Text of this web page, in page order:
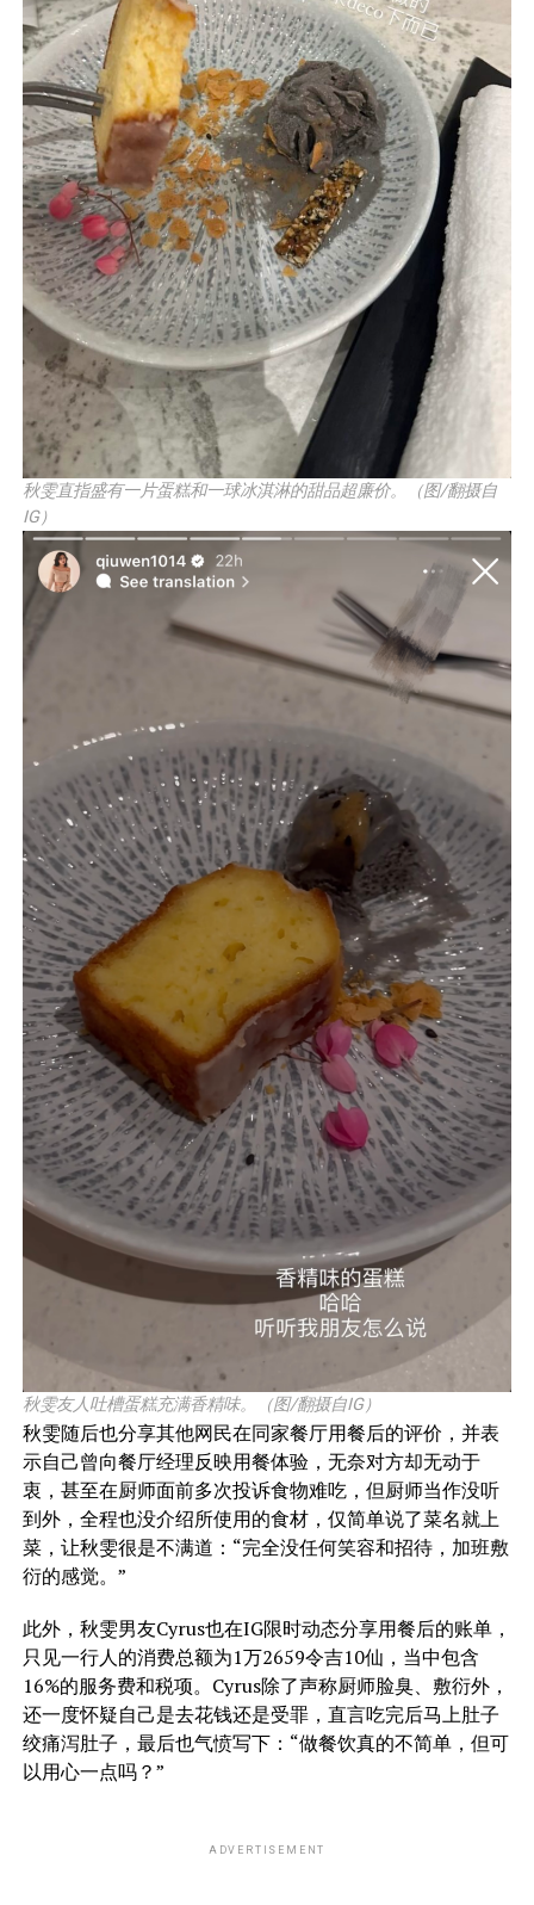
秋雯直指盛有一片蛋糕和一球冰淇淋的甜品超廉价。（图/翻摄自
IG）
秋雯友人吐槽蛋糕充满香精味。（图/翻摄自IG）
秋雯随后也分享其他网民在同家餐厅用餐后的评价，并表
示自己曾向餐厅经理反映用餐体验，无奈对方却无动于
衷，甚至在厨师面前多次投诉食物难吃，但厨师当作没听
到外，全程也没介绍所使用的食材，仅简单说了菜名就上
菜，让秋雯很是不满道：“完全没任何笑容和招待，加班敷
衍的感觉。”
此外，秋雯男友Cyrus也在IG限时动态分享用餐后的账单，
只见一行人的消费总额为1万2659令吉10仙，当中包含
16%的服务费和税项。Cyrus除了声称厨师脸臭、敷衍外，
还一度怀疑自己是去花钱还是受罪，直言吃完后马上肚子
绞痛泻肚子，最后也气愤写下：“做餐饮真的不简单，但可
以用心一点吗？”
ADVERTISEMENT